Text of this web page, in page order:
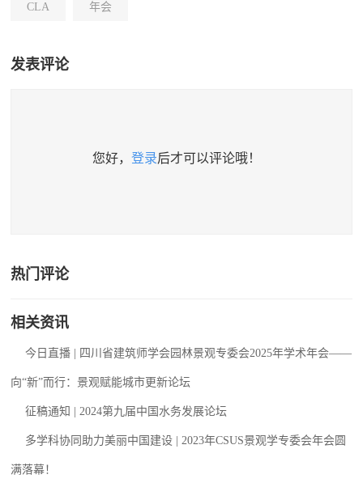
CLA 年会
发表评论
您好， 登录后才可以评论哦！
热门评论
相关资讯
今日直播 | 四川省建筑师学会园林景观专委会2025年学术年会——
向“新”而行：景观赋能城市更新论坛
征稿通知 | 2024第九届中国水务发展论坛
多学科协同助力美丽中国建设 | 2023年CSUS景观学专委会年会圆
满落幕！